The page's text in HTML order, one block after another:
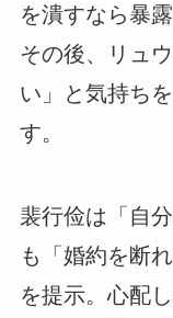
を潰すなら暴
その後、リュ
い」と気持ち
す。
裴行俭は「自
も「婚約を断
を提示。心配